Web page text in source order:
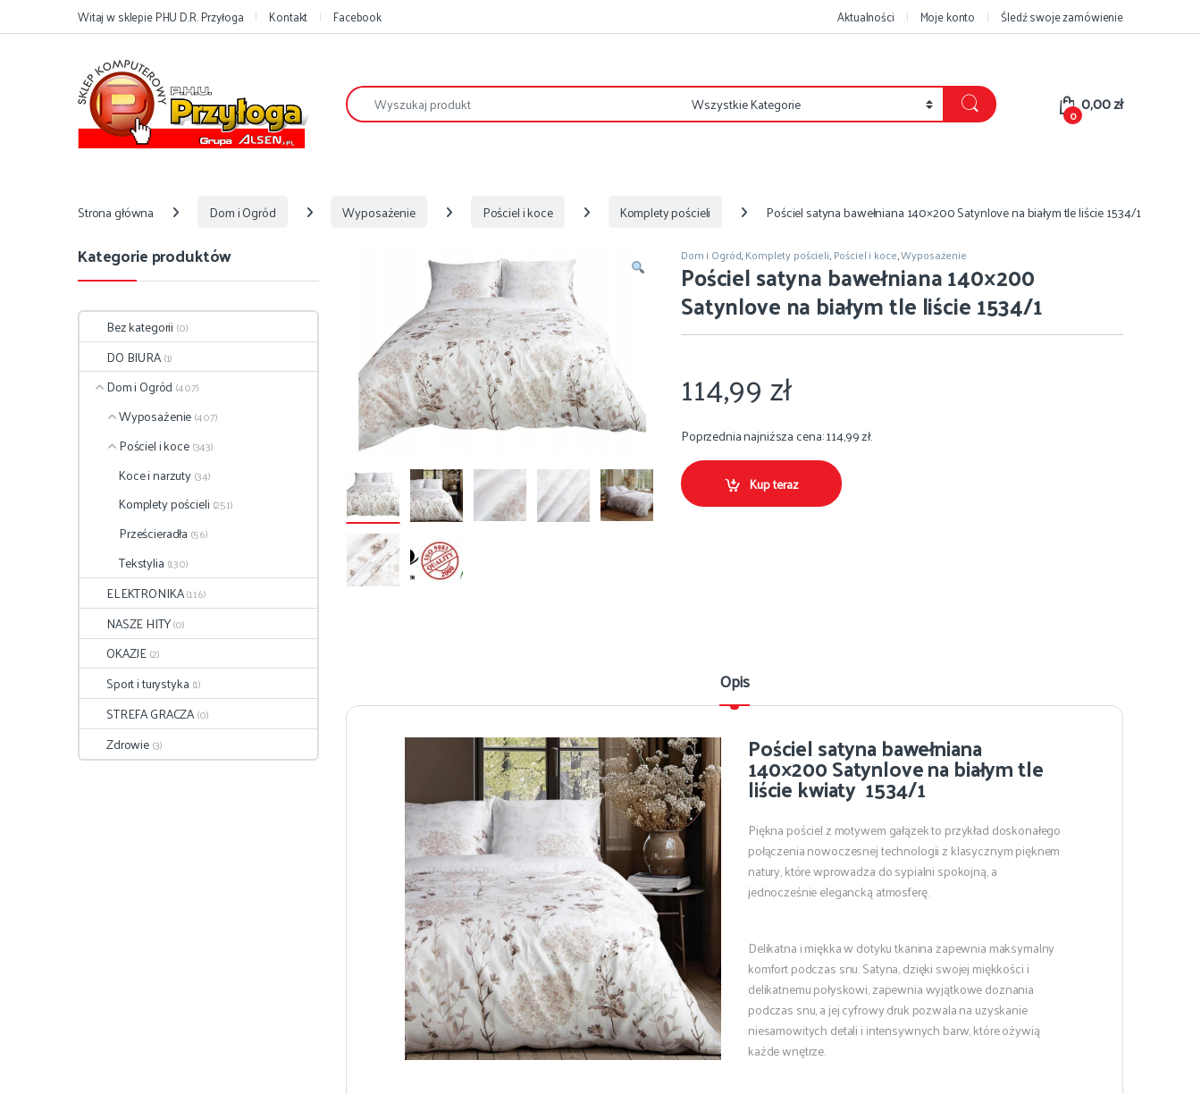
Przejdź do nawigacji
Przejdź do treściWitaj w sklepie PHU D.R. Przyłoga Kontakt Facebook Aktualności Moje konto Śledź swoje zamówienie
Szukaj:
0 0,00zł
Strona główna Dom i Ogród Wyposażenie Pościel i koce Komplety pościeli Pościel satyna bawełniana 140×200 Satynlove na białym tle liście 1534/1
Dom i Ogród,Komplety pościeli,Pościel i koce,Wyposażenie
Pościel satyna bawełniana 140×200
Satynlove na białym tle liście 1534/1
114,99zł
Poprzednia najniższa cena:114,99zł.
Kup teraz
Opis
Pościel satyna bawełniana
140×200 Satynlove na białym tle
liście kwiaty 1534/1
Piękna pościel z motywem gałązek to przykład doskonałego
połączenia nowoczesnej technologii z klasycznym pięknem
natury, które wprowadza do sypialni spokojną, a
jednocześnie elegancką atmosferę.
Delikatna i miękka w dotyku tkanina zapewnia maksymalny
komfort podczas snu. Satyna, dzięki swojej miękkości i
delikatnemu połyskowi, zapewnia wyjątkowe doznania
podczas snu, a jej cyfrowy druk pozwala na uzyskanie
niesamowitych detali i intensywnych barw, które ożywią
każde wnętrze.
Kategorie produktów
Bez kategorii (0)
DO BIURA(1)
Dom i Ogród (407)
Wyposażenie(407)
Pościel i koce(343)
Koce i narzuty(34)
Komplety pościeli (251)
Prześcieradła (56)
Tekstylia (130)
ELEKTRONIKA(116)
NASZE HITY(0)
OKAZJE(2)
Sport i turystyka (1)
STREFA GRACZA(0)
Zdrowie(3)